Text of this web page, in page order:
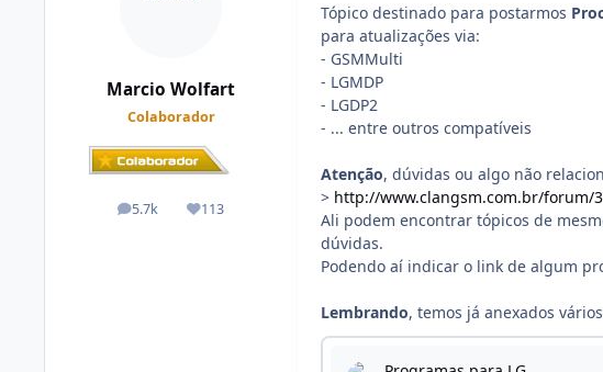
Marcio Wolfart
Colaborador
5.7k
posts 113
Reputação
Tópico destinado para postarmos
para atualizações via:
- GSMMulti
- LGMDP
- LGDP2
- ... entre outros compatíveis
Atenção, dúvidas ou algo não
> http://www.clangsm.com.br/forum/
Ali podem encontrar tópicos de
dúvidas.
Podendo aí indicar o link de algum
Lembrando, temos já anexados